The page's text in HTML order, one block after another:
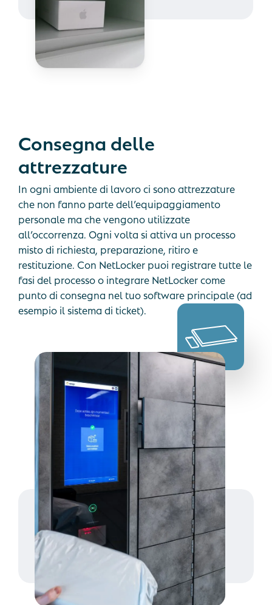
Consegna delle
attrezzature
In ogni ambiente di lavoro ci sono attrezzature
che non fanno parte dell’equipaggiamento
personale ma che vengono utilizzate
all’occorrenza. Ogni volta si attiva un processo
misto di richiesta, preparazione, ritiro e
restituzione. Con NetLocker puoi registrare tutte le
fasi del processo o integrare NetLocker come
punto di consegna nel tuo software principale (ad
esempio il sistema di ticket).